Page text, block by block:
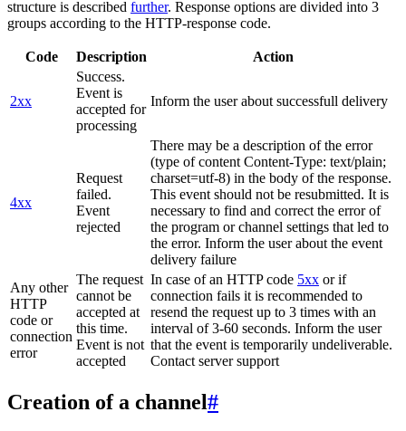
structure is described further. Response options are divided into 3
groups according to the HTTP-response code.
Code Description Action
2xx
Success.
Event is
accepted for
processing
Inform the user about successfull delivery
4xx
Request
failed.
Event
rejected
There may be a description of the error
(type of content Content-Type: text/plain;
charset=utf-8) in the body of the response.
This event should not be resubmitted. It is
necessary to find and correct the error of
the program or channel settings that led to
the error. Inform the user about the event
delivery failure
Any other
HTTP
code or
connection
error
The request
cannot be
accepted at
this time.
Event is not
accepted
In case of an HTTP code 5xx or if
connection fails it is recommended to
resend the request up to 3 times with an
interval of 3-60 seconds. Inform the user
that the event is temporarily undeliverable.
Contact server support
Creation of a channel#